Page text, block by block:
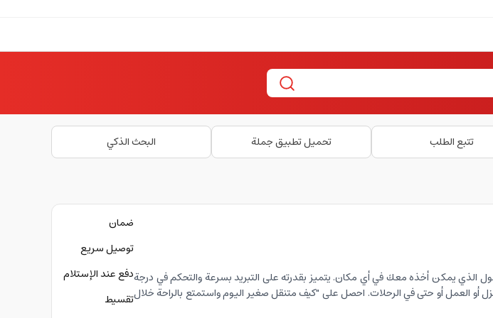
تتبع الطلب تحميل تطبيق جملة البحث الذكي
الذي يمكن أخذه معك في أي مكان. يتميز بقدرته على التبريد بسرعة والتحكم في درجة
أو العمل أو حتى في الرحلات. احصل على "كيف متنقل صغير اليوم واستمتع بالراحة خلال
ضمان
توصيل سريع
دفع عند الإستلام
تقسيط